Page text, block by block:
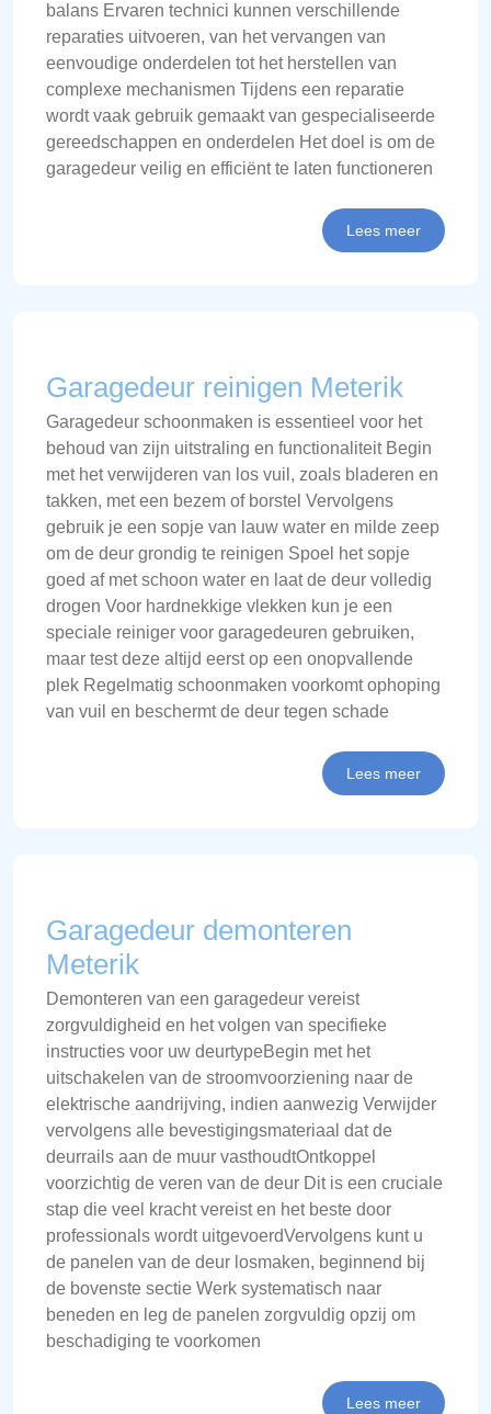
balans Ervaren technici kunnen verschillende
reparaties uitvoeren, van het vervangen van
eenvoudige onderdelen tot het herstellen van
complexe mechanismen Tijdens een reparatie
wordt vaak gebruik gemaakt van gespecialiseerde
gereedschappen en onderdelen Het doel is om de
garagedeur veilig en efficiënt te laten functioneren
Lees meer
Garagedeur reinigen Meterik
Garagedeur schoonmaken is essentieel voor het
behoud van zijn uitstraling en functionaliteit Begin
met het verwijderen van los vuil, zoals bladeren en
takken, met een bezem of borstel Vervolgens
gebruik je een sopje van lauw water en milde zeep
om de deur grondig te reinigen Spoel het sopje
goed af met schoon water en laat de deur volledig
drogen Voor hardnekkige vlekken kun je een
speciale reiniger voor garagedeuren gebruiken,
maar test deze altijd eerst op een onopvallende
plek Regelmatig schoonmaken voorkomt ophoping
van vuil en beschermt de deur tegen schade
Lees meer
Garagedeur demonteren
Meterik
Demonteren van een garagedeur vereist
zorgvuldigheid en het volgen van specifieke
instructies voor uw deurtypeBegin met het
uitschakelen van de stroomvoorziening naar de
elektrische aandrijving, indien aanwezig Verwijder
vervolgens alle bevestigingsmateriaal dat de
deurrails aan de muur vasthoudtOntkoppel
voorzichtig de veren van de deur Dit is een cruciale
stap die veel kracht vereist en het beste door
professionals wordt uitgevoerdVervolgens kunt u
de panelen van de deur losmaken, beginnend bij
de bovenste sectie Werk systematisch naar
beneden en leg de panelen zorgvuldig opzij om
beschadiging te voorkomen
Lees meer